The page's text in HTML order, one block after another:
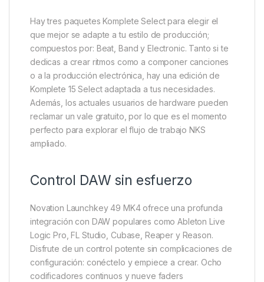
Hay tres paquetes Komplete Select para elegir el
que mejor se adapte a tu estilo de producción;
compuestos por: Beat, Band y Electronic. Tanto si te
dedicas a crear ritmos como a componer canciones
o a la producción electrónica, hay una edición de
Komplete 15 Select adaptada a tus necesidades.
Además, los actuales usuarios de hardware pueden
reclamar un vale gratuito, por lo que es el momento
perfecto para explorar el flujo de trabajo NKS
ampliado.
Control DAW sin esfuerzo
Novation Launchkey 49 MK4 ofrece una profunda
integración con DAW populares como Ableton Live
Logic Pro, FL Studio, Cubase, Reaper y Reason.
Disfrute de un control potente sin complicaciones de
configuración: conéctelo y empiece a crear. Ocho
codificadores continuos y nueve faders